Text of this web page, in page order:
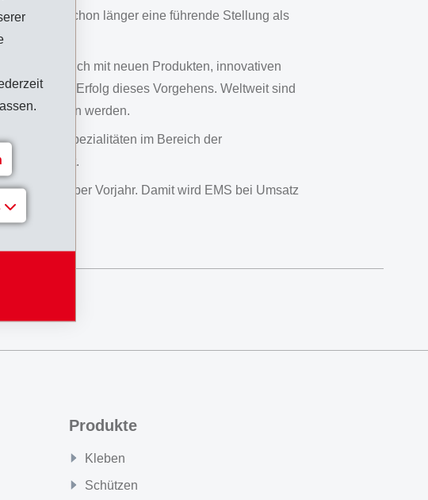
schon länger eine führende Stellung als
bereitete sich mit neuen Produkten, innovativen
den Erfolg dieses Vorgehens. Weltweit sind
erzielen werden.
mit Spezialitäten im Bereich der
eingeführt.
leicht über Vorjahr. Damit wird EMS bei Umsatz
Produkte
Kleben
Schützen